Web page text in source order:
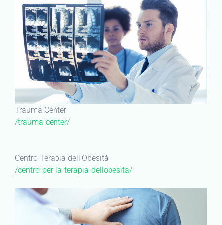
Trauma Center
/trauma-center/
Centro Terapia dell’Obesità
/centro-per-la-terapia-dellobesita/